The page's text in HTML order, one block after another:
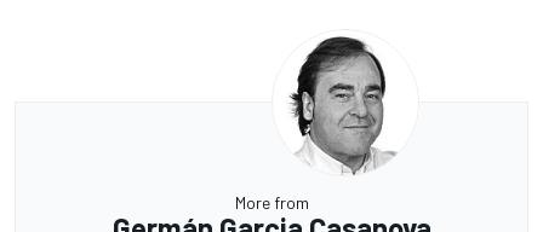
More from